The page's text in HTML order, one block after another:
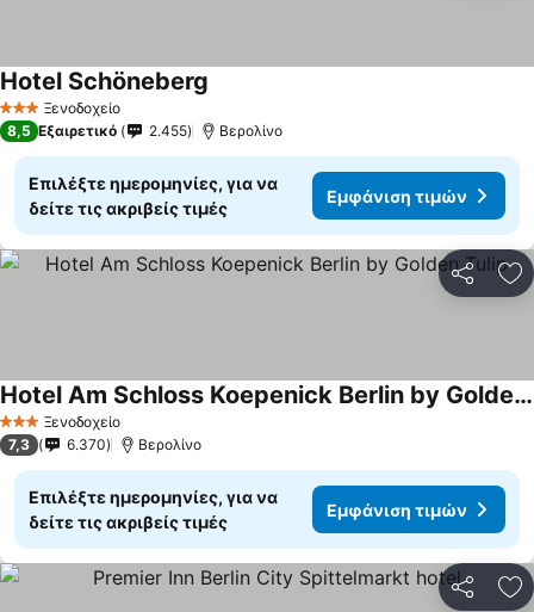
3 ΑστέριαΞενοδοχείο
Hotel Schöneberg
8,5 Εξαιρετικό 2.455 Βερολίνο
Επιλέξτε ημερομηνίες, για να
δείτε τις ακριβείς τιμές
Εμφάνιση τιμών
3 ΑστέριαΞενοδοχείο
Hotel Am Schloss Koepenick Berlin by Golden Tulip
Εμφάνιση τιμών
7,3 6.370 Βερολίνο
Επιλέξτε ημερομηνίες, για να
δείτε τις ακριβείς τιμές
Εμφάνιση τιμών